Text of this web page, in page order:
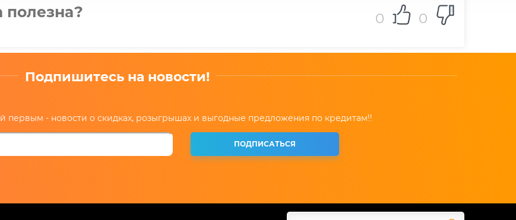
полезна? 0 0
Подпишитесь на новости!
первым - новости о скидках, розыгрышах и выгодные предложения по кредитам!!